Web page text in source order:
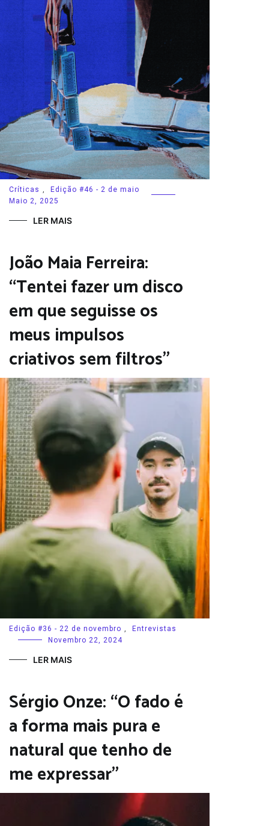
Críticas ,
Edição #46 - 2 de maio
Maio 2, 2025
LER MAIS
João Maia Ferreira:
“Tentei fazer um disco
em que seguisse os
meus impulsos
criativos sem filtros”
Edição #36 - 22 de novembro ,
Entrevistas
Novembro 22, 2024
LER MAIS
Sérgio Onze: “O fado é
a forma mais pura e
natural que tenho de
me expressar”